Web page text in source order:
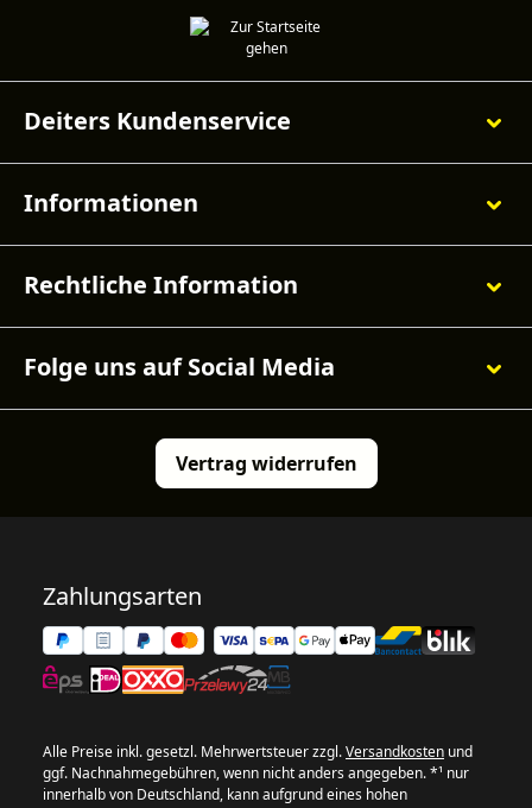
Deiters Kundenservice
Informationen
Rechtliche Information
Folge uns auf Social Media
Vertrag widerrufen
Zahlungsarten
Alle Preise inkl. gesetzl. Mehrwertsteuer zzgl.Versandkosten und
ggf. Nachnahmegebühren, wenn nicht anders angegeben. *¹ nur
innerhalb von Deutschland, kann aufgrund eines hohen